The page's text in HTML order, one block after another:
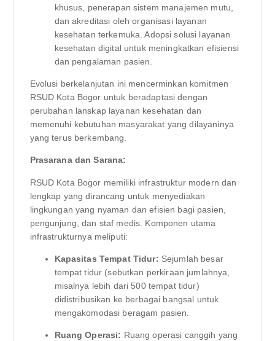
khusus, penerapan sistem manajemen mutu,
dan akreditasi oleh organisasi layanan
kesehatan terkemuka. Adopsi solusi layanan
kesehatan digital untuk meningkatkan efisiensi
dan pengalaman pasien.
Evolusi berkelanjutan ini mencerminkan komitmen
RSUD Kota Bogor untuk beradaptasi dengan
perubahan lanskap layanan kesehatan dan
memenuhi kebutuhan masyarakat yang dilayaninya
yang terus berkembang.
Prasarana dan Sarana:
RSUD Kota Bogor memiliki infrastruktur modern dan
lengkap yang dirancang untuk menyediakan
lingkungan yang nyaman dan efisien bagi pasien,
pengunjung, dan staf medis. Komponen utama
infrastrukturnya meliputi:
Kapasitas Tempat Tidur: Sejumlah besar
tempat tidur (sebutkan perkiraan jumlahnya,
misalnya lebih dari 500 tempat tidur)
didistribusikan ke berbagai bangsal untuk
mengakomodasi beragam pasien.
Ruang Operasi: Ruang operasi canggih yang